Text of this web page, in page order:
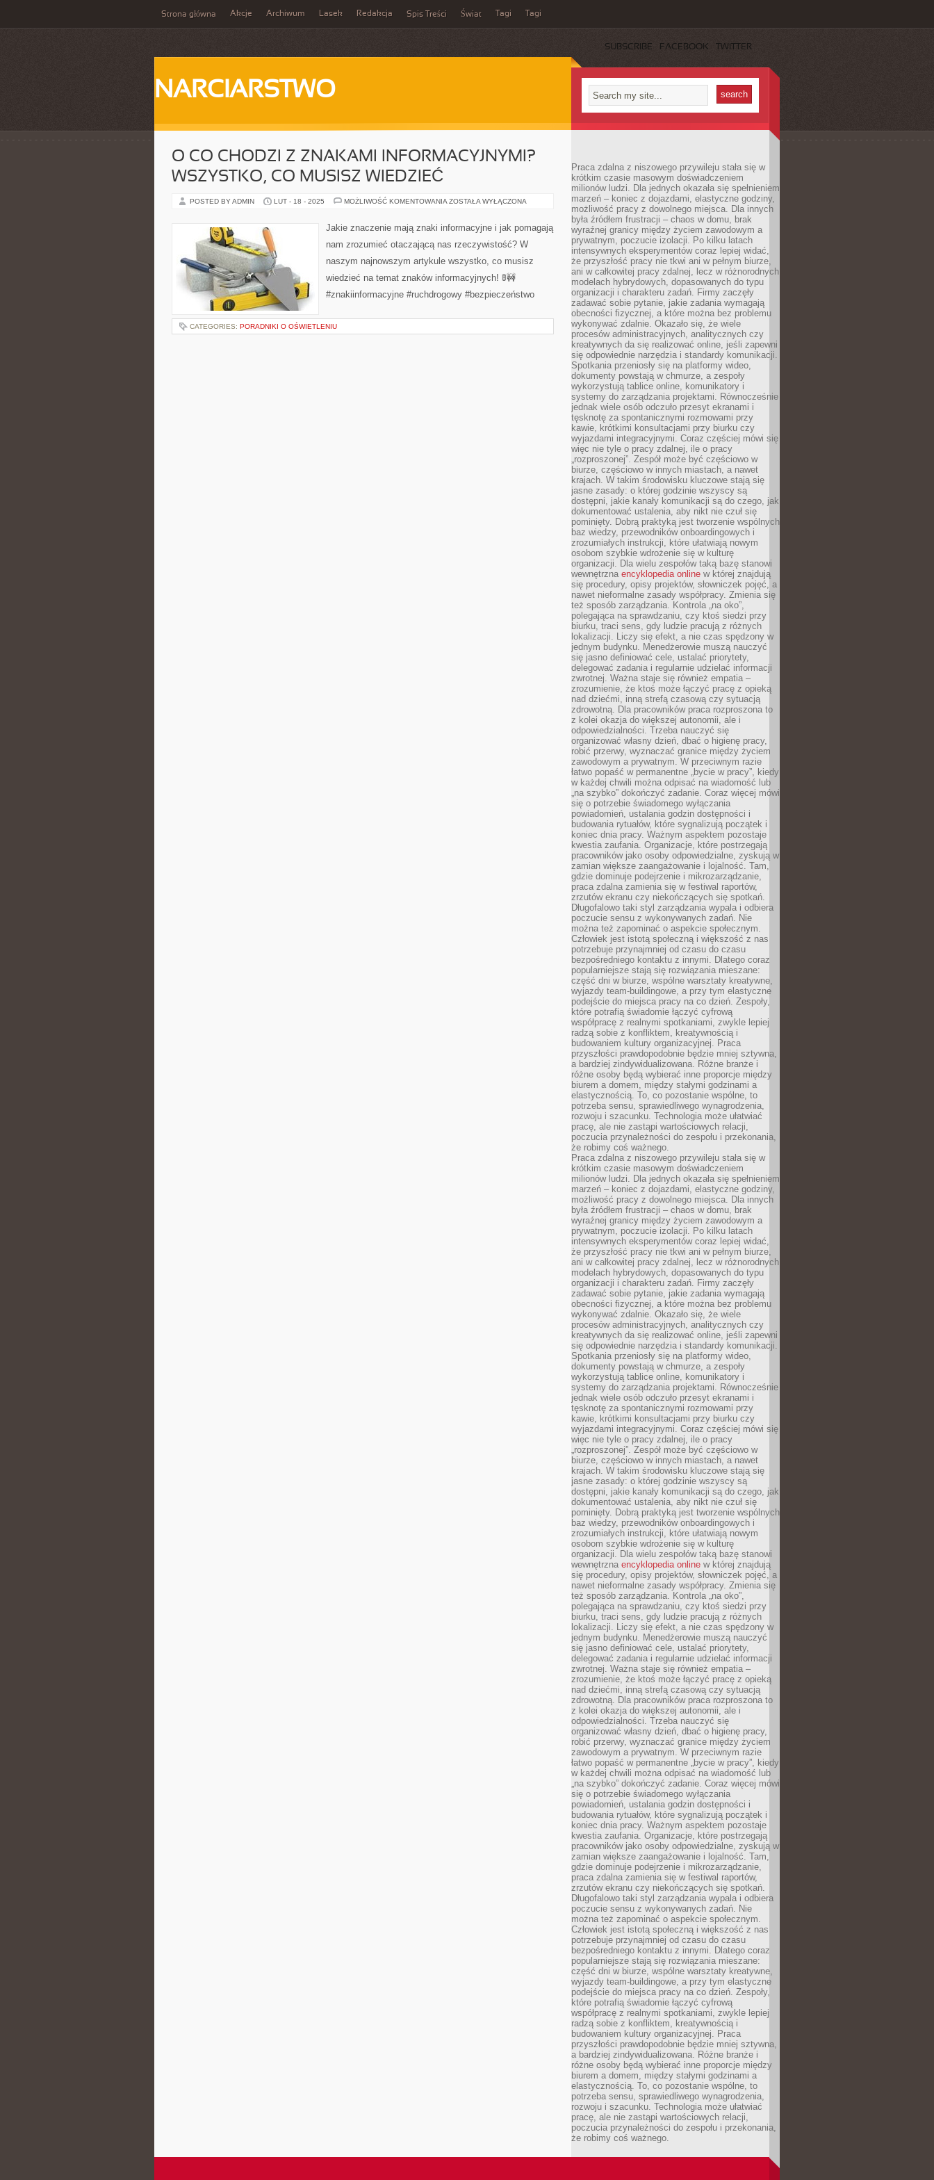
Strona główna Akcje Archiwum Lasek Redakcja Spis Treści Świat Tagi Tagi
SUBSCRIBE FACEBOOK TWITTER
NARCIARSTWO
O CO CHODZI Z ZNAKAMI INFORMACYJNYMI?
WSZYSTKO, CO MUSISZ WIEDZIEĆ
POSTED BY ADMIN LUT - 18 - 2025 MOŻLIWOŚĆ KOMENTOWANIA O
Z
ZNAKAMI
WSZYSTKO,
MUSISZ
ZOSTAŁA WYŁĄCZONA
Jakie znaczenie mają znaki informacyjne i jak pomagają
nam zrozumieć otaczającą nas rzeczywistość? W
naszym najnowszym artykule wszystko, co musisz
wiedzieć na temat znaków informacyjnych! 🚦🚧
#znakiinformacyjne #ruchdrogowy #bezpieczeństwo
CATEGORIES: PORADNIKI O OŚWIETLENIU
Praca zdalna z niszowego przywileju stała się w
krótkim czasie masowym doświadczeniem
milionów ludzi. Dla jednych okazała się spełnieniem
marzeń – koniec z dojazdami, elastyczne godziny,
możliwość pracy z dowolnego miejsca. Dla innych
była źródłem frustracji – chaos w domu, brak
wyraźnej granicy między życiem zawodowym a
prywatnym, poczucie izolacji. Po kilku latach
intensywnych eksperymentów coraz lepiej widać,
że przyszłość pracy nie tkwi ani w pełnym biurze,
ani w całkowitej pracy zdalnej, lecz w różnorodnych
modelach hybrydowych, dopasowanych do typu
organizacji i charakteru zadań. Firmy zaczęły
zadawać sobie pytanie, jakie zadania wymagają
obecności fizycznej, a które można bez problemu
wykonywać zdalnie. Okazało się, że wiele
procesów administracyjnych, analitycznych czy
kreatywnych da się realizować online, jeśli zapewni
się odpowiednie narzędzia i standardy komunikacji.
Spotkania przeniosły się na platformy wideo,
dokumenty powstają w chmurze, a zespoły
wykorzystują tablice online, komunikatory i
systemy do zarządzania projektami. Równocześnie
jednak wiele osób odczuło przesyt ekranami i
tęsknotę za spontanicznymi rozmowami przy
kawie, krótkimi konsultacjami przy biurku czy
wyjazdami integracyjnymi. Coraz częściej mówi się
więc nie tyle o pracy zdalnej, ile o pracy
„rozproszonej”. Zespół może być częściowo w
biurze, częściowo w innych miastach, a nawet
krajach. W takim środowisku kluczowe stają się
jasne zasady: o której godzinie wszyscy są
dostępni, jakie kanały komunikacji są do czego, jak
dokumentować ustalenia, aby nikt nie czuł się
pominięty. Dobrą praktyką jest tworzenie wspólnych
baz wiedzy, przewodników onboardingowych i
zrozumiałych instrukcji, które ułatwiają nowym
osobom szybkie wdrożenie się w kulturę
organizacji. Dla wielu zespołów taką bazę stanowi
wewnętrzna encyklopedia online w której znajdują
się procedury, opisy projektów, słowniczek pojęć, a
nawet nieformalne zasady współpracy. Zmienia się
też sposób zarządzania. Kontrola „na oko”,
polegająca na sprawdzaniu, czy ktoś siedzi przy
biurku, traci sens, gdy ludzie pracują z różnych
lokalizacji. Liczy się efekt, a nie czas spędzony w
jednym budynku. Menedżerowie muszą nauczyć
się jasno definiować cele, ustalać priorytety,
delegować zadania i regularnie udzielać informacji
zwrotnej. Ważna staje się również empatia –
zrozumienie, że ktoś może łączyć pracę z opieką
nad dziećmi, inną strefą czasową czy sytuacją
zdrowotną. Dla pracowników praca rozproszona to
z kolei okazja do większej autonomii, ale i
odpowiedzialności. Trzeba nauczyć się
organizować własny dzień, dbać o higienę pracy,
robić przerwy, wyznaczać granice między życiem
zawodowym a prywatnym. W przeciwnym razie
łatwo popaść w permanentne „bycie w pracy”, kiedy
w każdej chwili można odpisać na wiadomość lub
„na szybko” dokończyć zadanie. Coraz więcej mówi
się o potrzebie świadomego wyłączania
powiadomień, ustalania godzin dostępności i
budowania rytuałów, które sygnalizują początek i
koniec dnia pracy. Ważnym aspektem pozostaje
kwestia zaufania. Organizacje, które postrzegają
pracowników jako osoby odpowiedzialne, zyskują w
zamian większe zaangażowanie i lojalność. Tam,
gdzie dominuje podejrzenie i mikrozarządzanie,
praca zdalna zamienia się w festiwal raportów,
zrzutów ekranu czy niekończących się spotkań.
Długofalowo taki styl zarządzania wypala i odbiera
poczucie sensu z wykonywanych zadań. Nie
można też zapominać o aspekcie społecznym.
Człowiek jest istotą społeczną i większość z nas
potrzebuje przynajmniej od czasu do czasu
bezpośredniego kontaktu z innymi. Dlatego coraz
popularniejsze stają się rozwiązania mieszane:
część dni w biurze, wspólne warsztaty kreatywne,
wyjazdy team-buildingowe, a przy tym elastyczne
podejście do miejsca pracy na co dzień. Zespoły,
które potrafią świadomie łączyć cyfrową
współpracę z realnymi spotkaniami, zwykle lepiej
radzą sobie z konfliktem, kreatywnością i
budowaniem kultury organizacyjnej. Praca
przyszłości prawdopodobnie będzie mniej sztywna,
a bardziej zindywidualizowana. Różne branże i
różne osoby będą wybierać inne proporcje między
biurem a domem, między stałymi godzinami a
elastycznością. To, co pozostanie wspólne, to
potrzeba sensu, sprawiedliwego wynagrodzenia,
rozwoju i szacunku. Technologia może ułatwiać
pracę, ale nie zastąpi wartościowych relacji,
poczucia przynależności do zespołu i przekonania,
że robimy coś ważnego.
Praca zdalna z niszowego przywileju stała się w
krótkim czasie masowym doświadczeniem
milionów ludzi. Dla jednych okazała się spełnieniem
marzeń – koniec z dojazdami, elastyczne godziny,
możliwość pracy z dowolnego miejsca. Dla innych
była źródłem frustracji – chaos w domu, brak
wyraźnej granicy między życiem zawodowym a
prywatnym, poczucie izolacji. Po kilku latach
intensywnych eksperymentów coraz lepiej widać,
że przyszłość pracy nie tkwi ani w pełnym biurze,
ani w całkowitej pracy zdalnej, lecz w różnorodnych
modelach hybrydowych, dopasowanych do typu
organizacji i charakteru zadań. Firmy zaczęły
zadawać sobie pytanie, jakie zadania wymagają
obecności fizycznej, a które można bez problemu
wykonywać zdalnie. Okazało się, że wiele
procesów administracyjnych, analitycznych czy
kreatywnych da się realizować online, jeśli zapewni
się odpowiednie narzędzia i standardy komunikacji.
Spotkania przeniosły się na platformy wideo,
dokumenty powstają w chmurze, a zespoły
wykorzystują tablice online, komunikatory i
systemy do zarządzania projektami. Równocześnie
jednak wiele osób odczuło przesyt ekranami i
tęsknotę za spontanicznymi rozmowami przy
kawie, krótkimi konsultacjami przy biurku czy
wyjazdami integracyjnymi. Coraz częściej mówi się
więc nie tyle o pracy zdalnej, ile o pracy
„rozproszonej”. Zespół może być częściowo w
biurze, częściowo w innych miastach, a nawet
krajach. W takim środowisku kluczowe stają się
jasne zasady: o której godzinie wszyscy są
dostępni, jakie kanały komunikacji są do czego, jak
dokumentować ustalenia, aby nikt nie czuł się
pominięty. Dobrą praktyką jest tworzenie wspólnych
baz wiedzy, przewodników onboardingowych i
zrozumiałych instrukcji, które ułatwiają nowym
osobom szybkie wdrożenie się w kulturę
organizacji. Dla wielu zespołów taką bazę stanowi
wewnętrzna encyklopedia online w której znajdują
się procedury, opisy projektów, słowniczek pojęć, a
nawet nieformalne zasady współpracy. Zmienia się
też sposób zarządzania. Kontrola „na oko”,
polegająca na sprawdzaniu, czy ktoś siedzi przy
biurku, traci sens, gdy ludzie pracują z różnych
lokalizacji. Liczy się efekt, a nie czas spędzony w
jednym budynku. Menedżerowie muszą nauczyć
się jasno definiować cele, ustalać priorytety,
delegować zadania i regularnie udzielać informacji
zwrotnej. Ważna staje się również empatia –
zrozumienie, że ktoś może łączyć pracę z opieką
nad dziećmi, inną strefą czasową czy sytuacją
zdrowotną. Dla pracowników praca rozproszona to
z kolei okazja do większej autonomii, ale i
odpowiedzialności. Trzeba nauczyć się
organizować własny dzień, dbać o higienę pracy,
robić przerwy, wyznaczać granice między życiem
zawodowym a prywatnym. W przeciwnym razie
łatwo popaść w permanentne „bycie w pracy”, kiedy
w każdej chwili można odpisać na wiadomość lub
„na szybko” dokończyć zadanie. Coraz więcej mówi
się o potrzebie świadomego wyłączania
powiadomień, ustalania godzin dostępności i
budowania rytuałów, które sygnalizują początek i
koniec dnia pracy. Ważnym aspektem pozostaje
kwestia zaufania. Organizacje, które postrzegają
pracowników jako osoby odpowiedzialne, zyskują w
zamian większe zaangażowanie i lojalność. Tam,
gdzie dominuje podejrzenie i mikrozarządzanie,
praca zdalna zamienia się w festiwal raportów,
zrzutów ekranu czy niekończących się spotkań.
Długofalowo taki styl zarządzania wypala i odbiera
poczucie sensu z wykonywanych zadań. Nie
można też zapominać o aspekcie społecznym.
Człowiek jest istotą społeczną i większość z nas
potrzebuje przynajmniej od czasu do czasu
bezpośredniego kontaktu z innymi. Dlatego coraz
popularniejsze stają się rozwiązania mieszane:
część dni w biurze, wspólne warsztaty kreatywne,
wyjazdy team-buildingowe, a przy tym elastyczne
podejście do miejsca pracy na co dzień. Zespoły,
które potrafią świadomie łączyć cyfrową
współpracę z realnymi spotkaniami, zwykle lepiej
radzą sobie z konfliktem, kreatywnością i
budowaniem kultury organizacyjnej. Praca
przyszłości prawdopodobnie będzie mniej sztywna,
a bardziej zindywidualizowana. Różne branże i
różne osoby będą wybierać inne proporcje między
biurem a domem, między stałymi godzinami a
elastycznością. To, co pozostanie wspólne, to
potrzeba sensu, sprawiedliwego wynagrodzenia,
rozwoju i szacunku. Technologia może ułatwiać
pracę, ale nie zastąpi wartościowych relacji,
poczucia przynależności do zespołu i przekonania,
że robimy coś ważnego.